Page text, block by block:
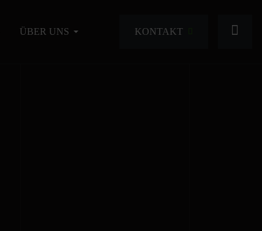
ÜBER UNS KONTAKT